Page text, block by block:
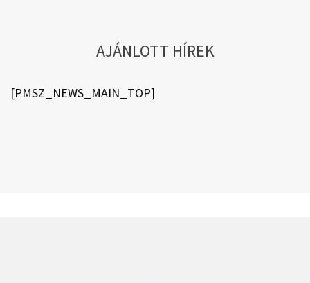
AJÁNLOTT HÍREK
[PMSZ_NEWS_MAIN_TOP]